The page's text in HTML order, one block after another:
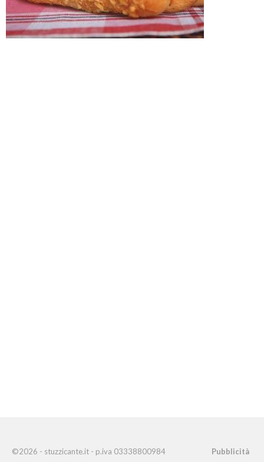
©2026 - stuzzicante.it - p.iva 03338800984 Pubblicità